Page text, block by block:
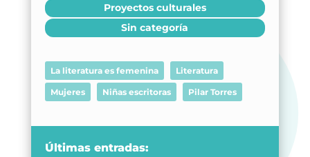
Proyectos culturales
Sin categoría
La literatura es femenina Literatura
Mujeres Niñas escritoras Pilar Torres
Últimas entradas: